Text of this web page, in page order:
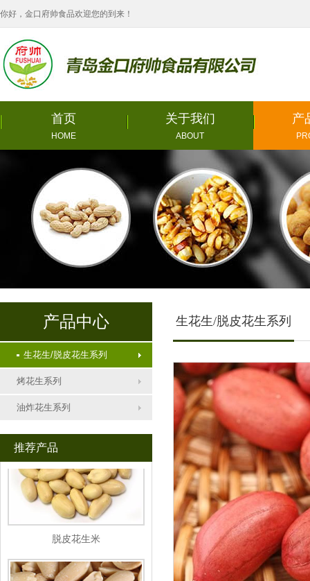
你好，金口府帅食品欢迎您的到来！
首页
HOME
关于我们
ABOUT
产
产品中心
生花生/脱皮花生系列
烤花生系列
油炸花生系列
推荐产品
脱皮花生米
生花生/脱皮花生系列